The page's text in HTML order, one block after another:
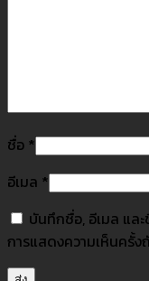
ชื่อ *
อีเมล *
บันทึกชื่อ, อีเมล แล
การแสดงความเห็นครั้ง